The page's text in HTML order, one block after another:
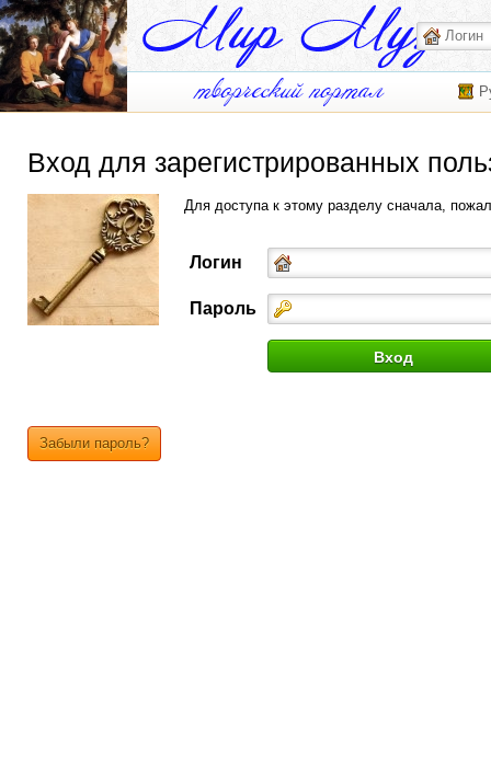
Вход для зарегистрированных
Для доступа к этому разделу сначала,
Логин
Пароль
Забыли пароль?